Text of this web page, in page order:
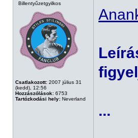
Billentyűzetgyilkos
Csatlakozott: 2007 július 31
(kedd), 12:56
Hozzászólások: 6753
Tartózkodási hely: Neverland
...